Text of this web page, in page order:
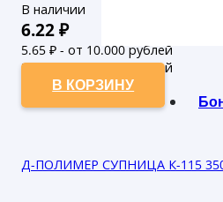
В наличии
6.22₽
5.65 ₽ - от 10.000 рублей
5.14₽ - от 50.000 рублей
В КОРЗИНУ
Д-ПОЛИМЕР СУПНИЦА К-115